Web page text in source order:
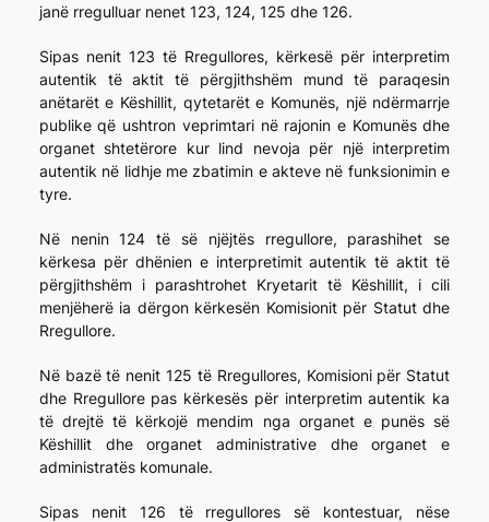
janë rregulluar nenet 123, 124, 125 dhe 126.
Sipas nenit 123 të Rregullores, kërkesë për interpretim
autentik të aktit të përgjithshëm mund të paraqesin
anëtarët e Këshillit, qytetarët e Komunës, një ndërmarrje
publike që ushtron veprimtari në rajonin e Komunës dhe
organet shtetërore kur lind nevoja për një interpretim
autentik në lidhje me zbatimin e akteve në funksionimin e
tyre.
Në nenin 124 të së njëjtës rregullore, parashihet se
kërkesa për dhënien e interpretimit autentik të aktit të
përgjithshëm i parashtrohet Kryetarit të Këshillit, i cili
menjëherë ia dërgon kërkesën Komisionit për Statut dhe
Rregullore.
Në bazë të nenit 125 të Rregullores, Komisioni për Statut
dhe Rregullore pas kërkesës për interpretim autentik ka
të drejtë të kërkojë mendim nga organet e punës së
Këshillit dhe organet administrative dhe organet e
administratës komunale.
Sipas nenit 126 të rregullores së kontestuar, nëse